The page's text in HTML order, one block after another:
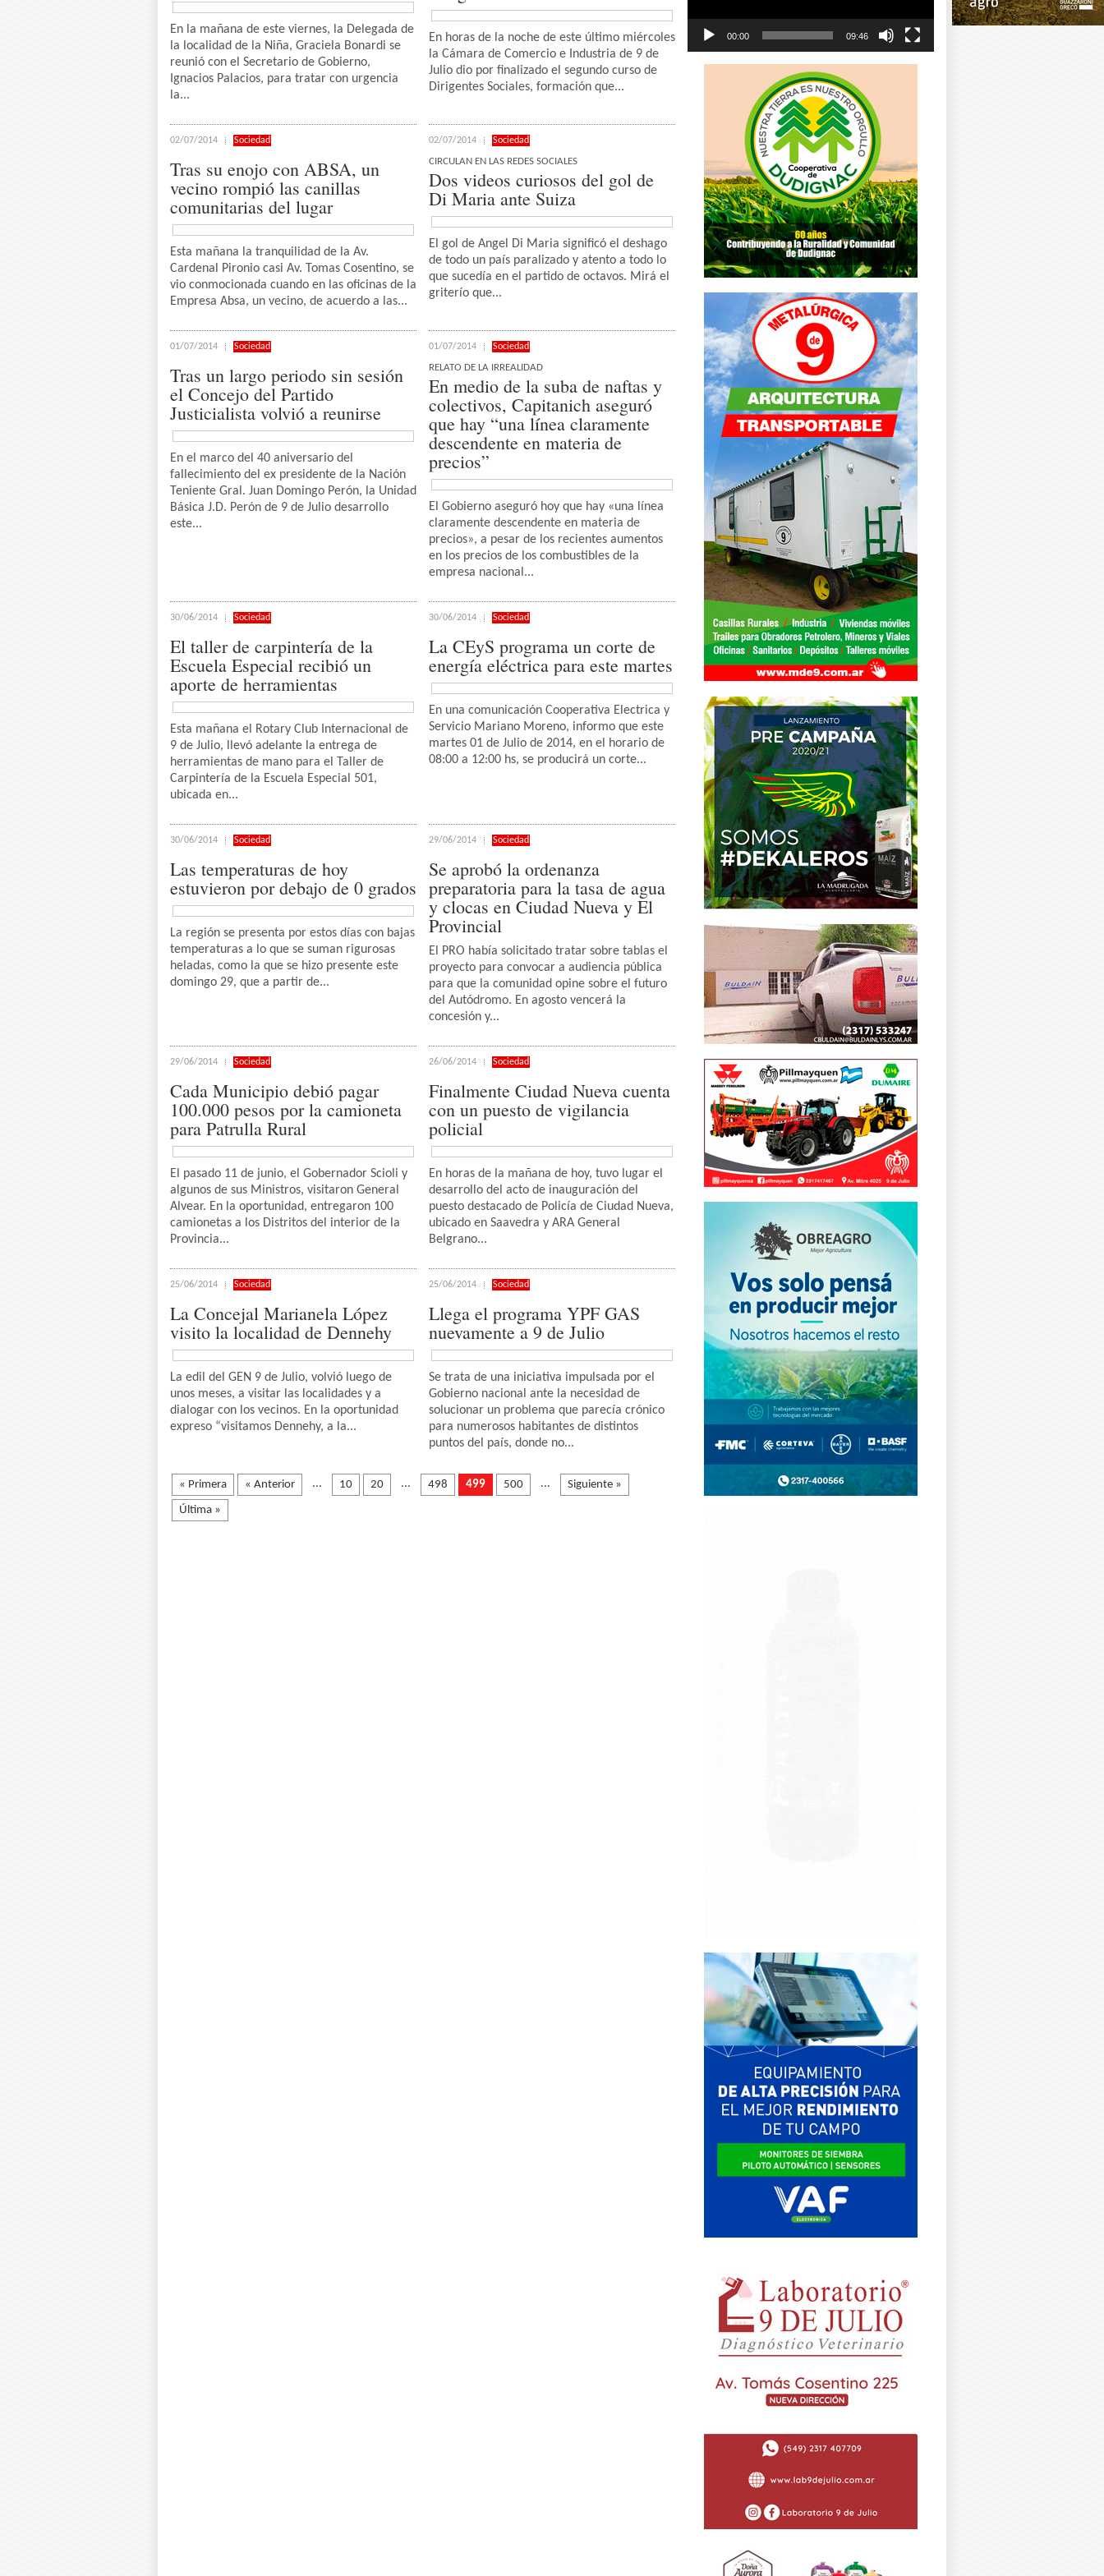
En la mañana de este viernes, la Delegada de
la localidad de la Niña, Graciela Bonardi se
reunió con el Secretario de Gobierno,
Ignacios Palacios, para tratar con urgencia
la...
En horas de la noche de este último miércoles
la Cámara de Comercio e Industria de 9 de
Julio dio por finalizado el segundo curso de
Dirigentes Sociales, formación que...
02/07/2014 Sociedad
Tras su enojo con ABSA, un
vecino rompió las canillas
comunitarias del lugar
Esta mañana la tranquilidad de la Av.
Cardenal Pironio casi Av. Tomas Cosentino, se
vio conmocionada cuando en las oficinas de la
Empresa Absa, un vecino, de acuerdo a las...
02/07/2014 Sociedad
CIRCULAN EN LAS REDES SOCIALES
Dos videos curiosos del gol de
Di Maria ante Suiza
El gol de Angel Di Maria significó el deshago
de todo un país paralizado y atento a todo lo
que sucedía en el partido de octavos. Mirá el
griterío que...
01/07/2014 Sociedad
Tras un largo periodo sin sesión
el Concejo del Partido
Justicialista volvió a reunirse
En el marco del 40 aniversario del
fallecimiento del ex presidente de la Nación
Teniente Gral. Juan Domingo Perón, la Unidad
Básica J.D. Perón de 9 de Julio desarrollo
este...
01/07/2014 Sociedad
RELATO DE LA IRREALIDAD
En medio de la suba de naftas y
colectivos, Capitanich aseguró
que hay “una línea claramente
descendente en materia de
precios”
El Gobierno aseguró hoy que hay «una línea
claramente descendente en materia de
precios», a pesar de los recientes aumentos
en los precios de los combustibles de la
empresa nacional...
30/06/2014 Sociedad
El taller de carpintería de la
Escuela Especial recibió un
aporte de herramientas
Esta mañana el Rotary Club Internacional de
9 de Julio, llevó adelante la entrega de
herramientas de mano para el Taller de
Carpintería de la Escuela Especial 501,
ubicada en...
30/06/2014 Sociedad
La CEyS programa un corte de
energía eléctrica para este martes
En una comunicación Cooperativa Electrica y
Servicio Mariano Moreno, informo que este
martes 01 de Julio de 2014, en el horario de
08:00 a 12:00 hs, se producirá un corte...
30/06/2014 Sociedad
Las temperaturas de hoy
estuvieron por debajo de 0 grados
La región se presenta por estos días con bajas
temperaturas a lo que se suman rigurosas
heladas, como la que se hizo presente este
domingo 29, que a partir de...
29/06/2014 Sociedad
Se aprobó la ordenanza
preparatoria para la tasa de agua
y clocas en Ciudad Nueva y El
Provincial
El PRO había solicitado tratar sobre tablas el
proyecto para convocar a audiencia pública
para que la comunidad opine sobre el futuro
del Autódromo. En agosto vencerá la
concesión y...
29/06/2014 Sociedad
Cada Municipio debió pagar
100.000 pesos por la camioneta
para Patrulla Rural
El pasado 11 de junio, el Gobernador Scioli y
algunos de sus Ministros, visitaron General
Alvear. En la oportunidad, entregaron 100
camionetas a los Distritos del interior de la
Provincia...
26/06/2014 Sociedad
Finalmente Ciudad Nueva cuenta
con un puesto de vigilancia
policial
En horas de la mañana de hoy, tuvo lugar el
desarrollo del acto de inauguración del
puesto destacado de Policía de Ciudad Nueva,
ubicado en Saavedra y ARA General
Belgrano...
25/06/2014 Sociedad
La Concejal Marianela López
visito la localidad de Dennehy
La edil del GEN 9 de Julio, volvió luego de
unos meses, a visitar las localidades y a
dialogar con los vecinos. En la oportunidad
expreso “visitamos Dennehy, a la...
25/06/2014 Sociedad
Llega el programa YPF GAS
nuevamente a 9 de Julio
Se trata de una iniciativa impulsada por el
Gobierno nacional ante la necesidad de
solucionar un problema que parecía crónico
para numerosos habitantes de distintos
puntos del país, donde no...
« Primera « Anterior ... 10 20 ... 498 499 500 ... Siguiente »
Última »
00:00 09:46